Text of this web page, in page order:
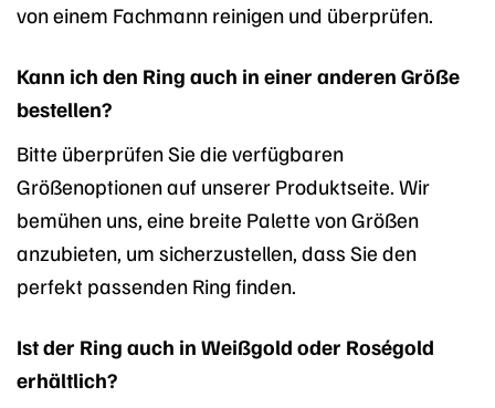
von einem Fachmann reinigen und überprüfen.
Kann ich den Ring auch in einer anderen Größe
bestellen?
Bitte überprüfen Sie die verfügbaren
Größenoptionen auf unserer Produktseite. Wir
bemühen uns, eine breite Palette von Größen
anzubieten, um sicherzustellen, dass Sie den
perfekt passenden Ring finden.
Ist der Ring auch in Weißgold oder Roségold
erhältlich?